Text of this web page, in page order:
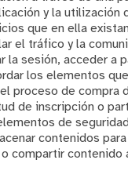
y la utilización
que en ella
el tráfico y la
la sesión, acceder a
los elementos
proceso de compra
de inscripción o
de
contenidos
compartir contenido